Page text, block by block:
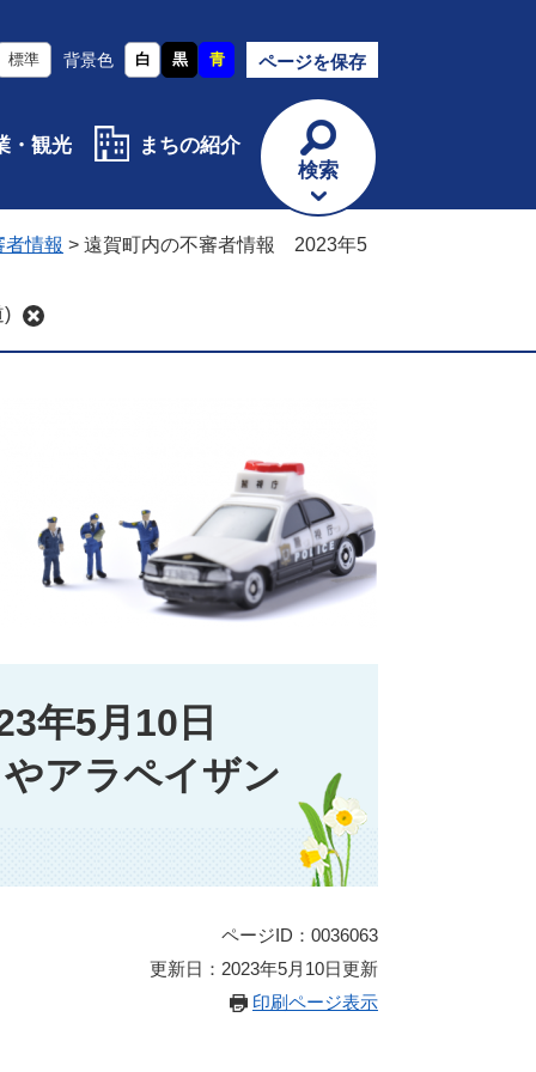
標準 背景色 白 黒 青 ページを保存
・観光
まちの紹介
検索
情報 > 遠賀町内の不審者情報 2023年5
)
年5月10日
アラペイザン
ページID：0036063
更新日：2023年5月10日更新
印刷ページ表示